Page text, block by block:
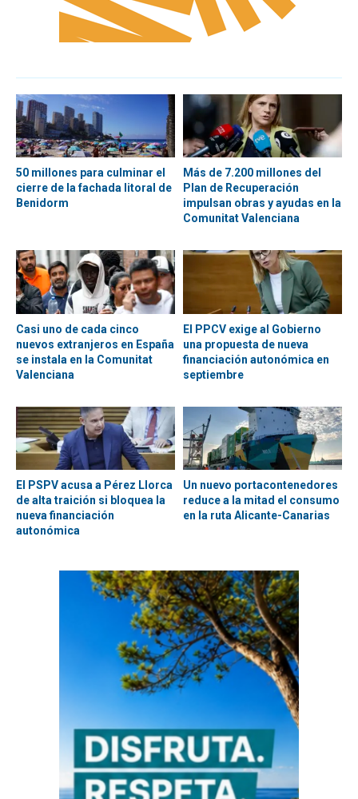
50 millones para culminar el
cierre de la fachada litoral de
Benidorm
Más de 7.200 millones del
Plan de Recuperación
impulsan obras y ayudas en la
Comunitat Valenciana
Casi uno de cada cinco
nuevos extranjeros en España
se instala en la Comunitat
Valenciana
El PPCV exige al Gobierno
una propuesta de nueva
financiación autonómica en
septiembre
El PSPV acusa a Pérez Llorca
de alta traición si bloquea la
nueva financiación
autonómica
Un nuevo portacontenedores
reduce a la mitad el consumo
en la ruta Alicante-Canarias